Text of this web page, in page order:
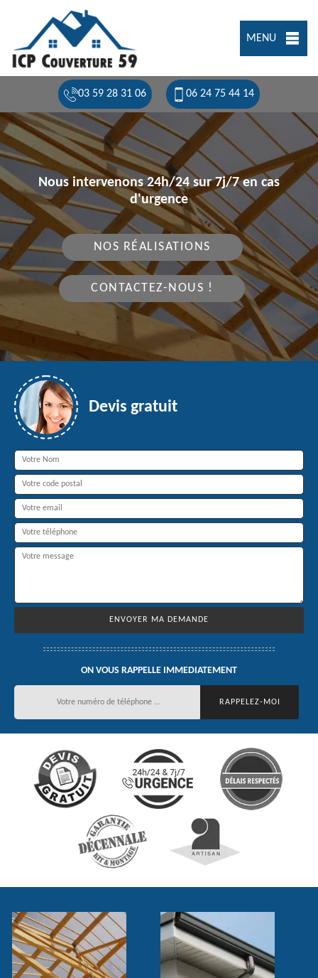
MENU
03 59 28 31 06 06 24 75 44 14
Nous intervenons 24h/24 sur 7j/7 en cas
d'urgence
NOS RÉALISATIONS
CONTACTEZ-NOUS !
Devis gratuit
ON VOUS RAPPELLE IMMEDIATEMENT